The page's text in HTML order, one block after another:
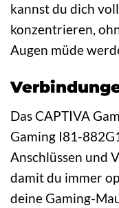
kannst du dich
konzentrieren,
Augen müde
Das CAPTIVA
Gaming I81-
Anschlüssen und
damit du immer
deine Gaming-